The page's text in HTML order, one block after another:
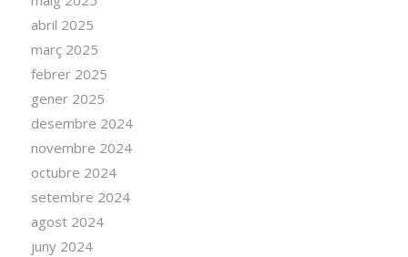
abril 2025
març 2025
febrer 2025
gener 2025
desembre 2024
novembre 2024
octubre 2024
setembre 2024
agost 2024
juny 2024